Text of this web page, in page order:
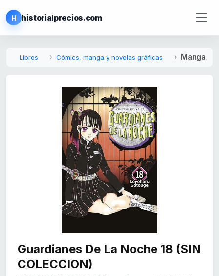
H historialprecios.com
Libros Cómics, manga y novelas gráficas Manga
Guardianes De La Noche 18 (SIN
COLECCION)